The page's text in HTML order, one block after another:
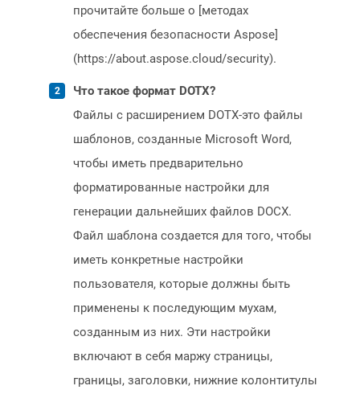
прочитайте больше о [методах
обеспечения безопасности Aspose]
(https://about.aspose.cloud/security).
Что такое формат DOTX?
Файлы с расширением DOTX-это файлы
шаблонов, созданные Microsoft Word,
чтобы иметь предварительно
форматированные настройки для
генерации дальнейших файлов DOCX.
Файл шаблона создается для того, чтобы
иметь конкретные настройки
пользователя, которые должны быть
применены к последующим мухам,
созданным из них. Эти настройки
включают в себя маржу страницы,
границы, заголовки, нижние колонтитулы